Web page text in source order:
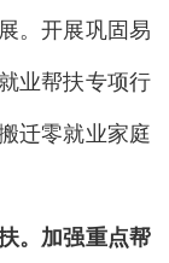
。开展巩固易
业帮扶专项行
迁零就业家庭
。 加强重点帮